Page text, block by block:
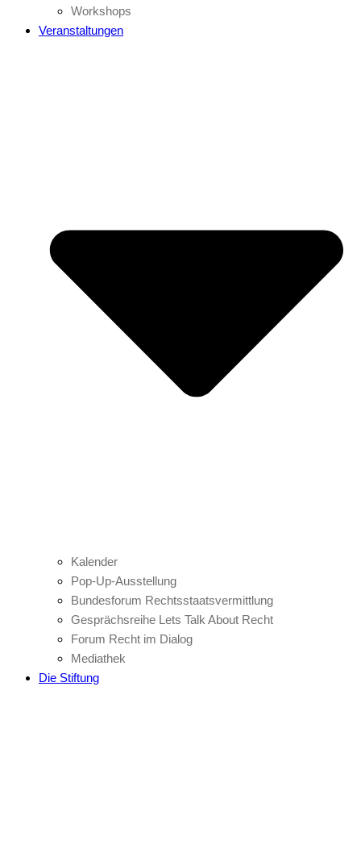
Workshops
Veranstaltungen
Kalender
Pop-Up-Ausstellung
Bundesforum Rechtsstaatsvermittlung
Gesprächsreihe Lets Talk About Recht
Forum Recht im Dialog
Mediathek
Die Stiftung